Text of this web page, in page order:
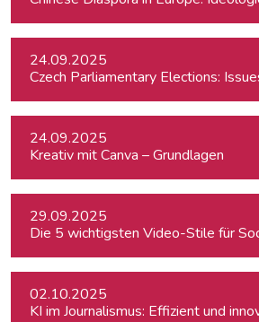
24.09.2025
Czech Parliamentary Elections:
24.09.2025
Kreativ mit Canva – Grundlagen
29.09.2025
Die 5 wichtigsten Video-Stile für
02.10.2025
KI im Journalismus: Effizient und